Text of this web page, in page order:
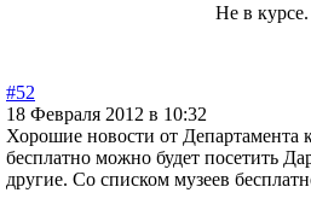
Не в
#52
18 Февраля 2012 в 10:32
Хорошие новости от Департамента
бесплатно можно будет посетить
другие. Со списком музеев